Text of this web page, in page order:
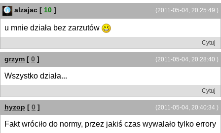
(2011-05-04, 20:25:49 )
alzajac [ 10 ]
u mnie działa bez zarzutów
Cytuj
(2011-05-04, 20:28:40 )
grzym [ 0 ]
Wszystko działa...
Cytuj
(2011-05-04, 20:40:34 )
hyzop [ 0 ]
Fakt wróciło do normy, przez jakiś czas wywalało tylko errory